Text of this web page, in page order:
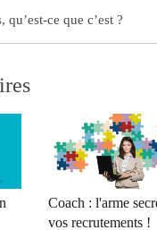
qu’est-ce que c’est ?
Coach : l'arme
vos recrutements !